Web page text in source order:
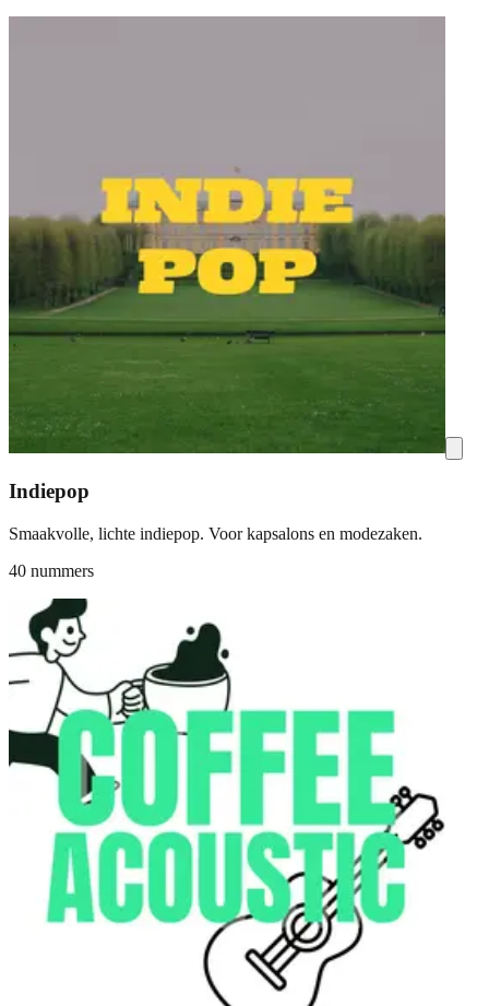
Indiepop
Smaakvolle, lichte indiepop. Voor kapsalons en modezaken.
40 nummers